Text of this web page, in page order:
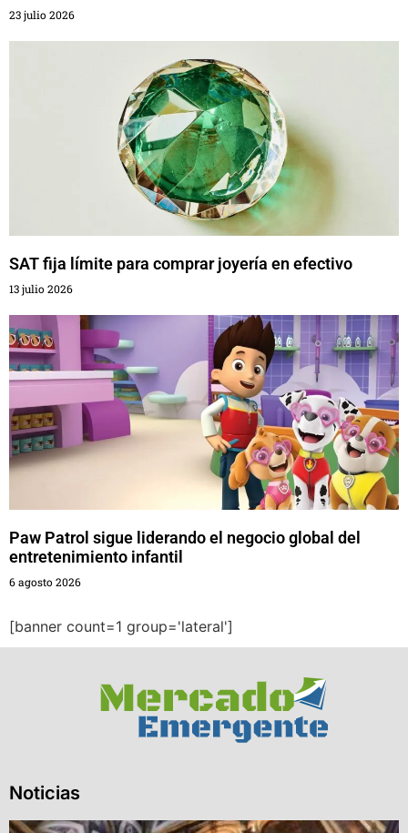
23 julio 2026
SAT fija límite para comprar joyería en efectivo
13 julio 2026
Paw Patrol sigue liderando el negocio global del
entretenimiento infantil
6 agosto 2026
[banner count=1 group='lateral']
Noticias